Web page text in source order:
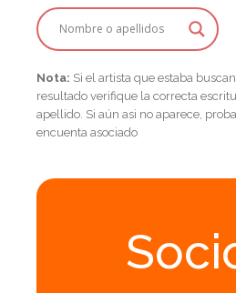
Nota: Si el artista que estaba
resultado verifique la correcta
apellido. Si aún asi no aparece,
encuenta asociado